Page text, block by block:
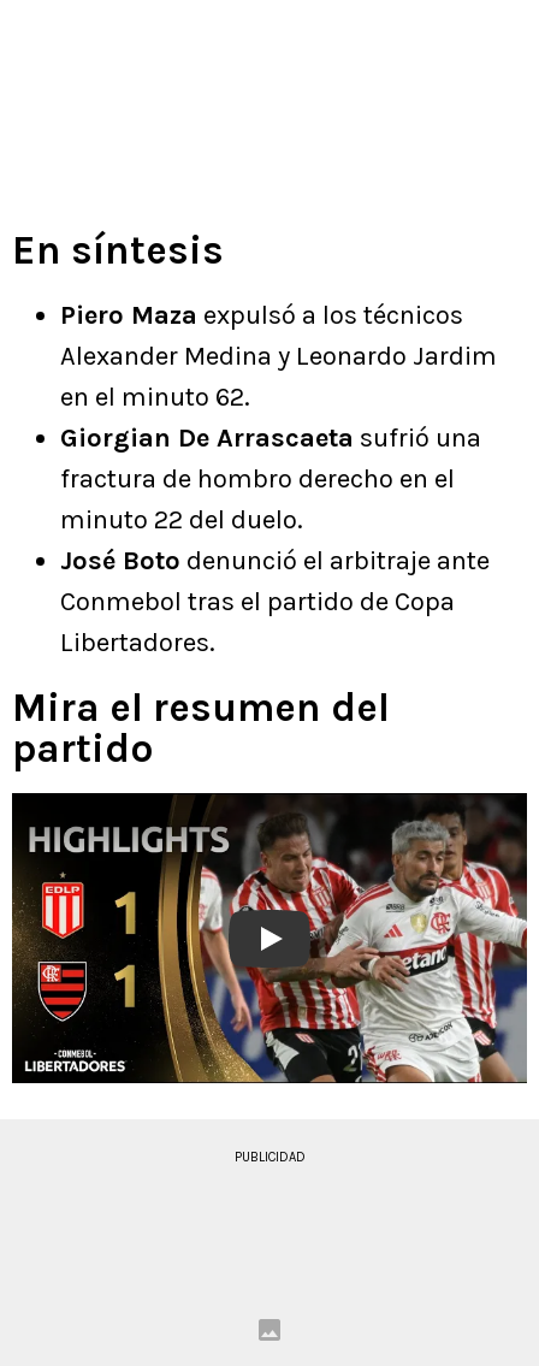
En síntesis
Piero Maza expulsó a los técnicos
Alexander Medina y Leonardo Jardim
en el minuto 62.
Giorgian De Arrascaeta sufrió una
fractura de hombro derecho en el
minuto 22 del duelo.
José Boto denunció el arbitraje ante
Conmebol tras el partido de Copa
Libertadores.
Mira el resumen del
partido
Play
PUBLICIDAD